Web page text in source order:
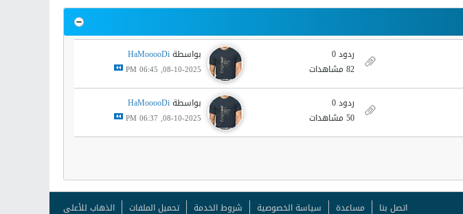
ردود 0
82 مشاهدات
بواسطةHaMooooDi
08-10-2025, 06:45 PM
ردود 0
50 مشاهدات
بواسطةHaMooooDi
08-10-2025, 06:37 PM
اتصل بنا مساعدة سياسة الخصوصية شروط الخدمة تحميل الملفات الذهاب للأعلى